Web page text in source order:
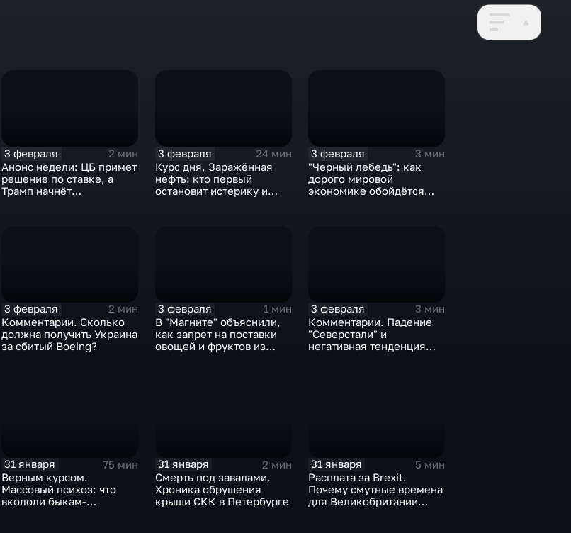
3 февраля
2 мин
Анонс недели: ЦБ примет
решение по ставке, а
Трамп начнёт
3 февраля
24 мин
Курс дня. Заражённая
нефть: кто первый
остановит истерику и
3 февраля
3 мин
"Черный лебедь": как
дорого мировой
экономике обойдётся
3 февраля
2 мин
Комментарии. Сколько
должна получить Украина
за сбитый Boeing?
3 февраля
1 мин
В "Магните" объяснили,
как запрет на поставки
овощей и фруктов из
3 февраля
3 мин
Комментарии. Падение
"Северстали" и
негативная тенденция
31 января
75 мин
Верным курсом.
Массовый психоз: что
вкололи быкам-
31 января
2 мин
Смерть под завалами.
Хроника обрушения
крыши СКК в Петербурге
31 января
5 мин
Расплата за Brexit.
Почему смутные времена
для Великобритании